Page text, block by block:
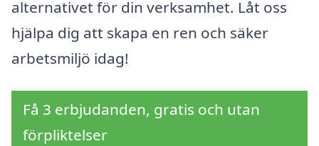
alternativet för din verksamhet. Låt oss
hjälpa dig att skapa en ren och säker
arbetsmiljö idag!
Få 3 erbjudanden, gratis och utan
förpliktelser